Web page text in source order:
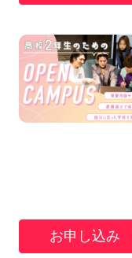
お申し込み